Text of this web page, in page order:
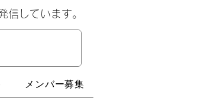
信しています。
メンバー募集